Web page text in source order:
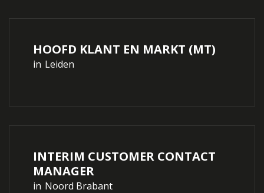
HOOFD KLANT EN MARKT (MT)
in Leiden
INTERIM CUSTOMER CONTACT
MANAGER
in Noord Brabant